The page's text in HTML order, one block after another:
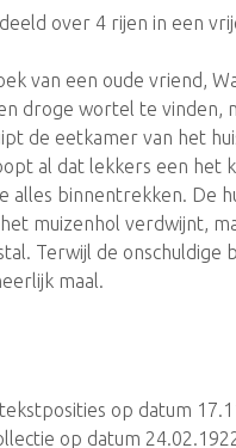
over 4 rijen in een
van een oude vriend,
droge wortel te
de eetkamer van het
al dat lekkers een
alles binnentrekken. De
muizenhol verdwijnt,
Terwijl de onschuldige
maal.
op datum
op datum